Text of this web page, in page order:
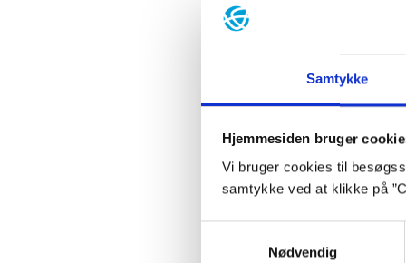
Samtykke
Hjemmesiden bruger
Vi bruger cookies til
samtykke ved at klikke på
Nødvendig